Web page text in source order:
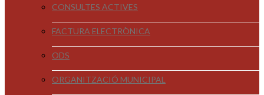
CONSULTES ACTIVES
FACTURA ELECTRÒNICA
ODS
ORGANITZACIÓ MUNICIPAL